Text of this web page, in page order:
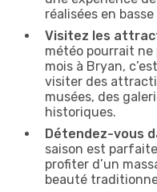
réalisées en basse
Visitez les
météo pourrait
mois à Bryan,
visiter des
musées, des
historiques.
Détendez-vous
saison est
profiter d’un
beauté